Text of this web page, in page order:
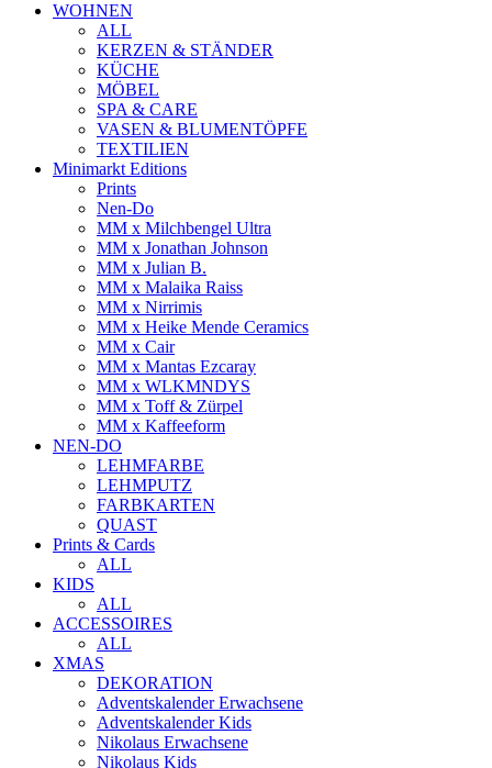
WOHNEN
ALL
KERZEN & STÄNDER
KÜCHE
MÖBEL
SPA & CARE
VASEN & BLUMENTÖPFE
TEXTILIEN
Minimarkt Editions
Prints
Nen-Do
MM x Milchbengel Ultra
MM x Jonathan Johnson
MM x Julian B.
MM x Malaika Raiss
MM x Nirrimis
MM x Heike Mende Ceramics
MM x Cair
MM x Mantas Ezcaray
MM x WLKMNDYS
MM x Toff & Zürpel
MM x Kaffeeform
NEN-DO
LEHMFARBE
LEHMPUTZ
FARBKARTEN
QUAST
Prints & Cards
ALL
KIDS
ALL
ACCESSOIRES
ALL
XMAS
DEKORATION
Adventskalender Erwachsene
Adventskalender Kids
Nikolaus Erwachsene
Nikolaus Kids